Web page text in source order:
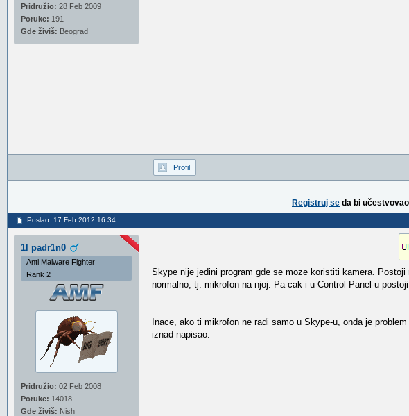
Pridružio: 28 Feb 2009
Poruke: 191
Gde živiš: Beograd
Profil
Registruj se da bi
Poslao: 17 Feb 2012 16:34
1l padr1n0
Anti Malware Fighter
Rank 2
Pridružio: 02 Feb 2008
Poruke: 14018
Gde živiš: Nish
Skype nije jedini program gde se moze koristiti kamera.
normalno, tj. mikrofon na njoj. Pa cak i u Control Panel-u
Inace, ako ti mikrofon ne radi samo u Skype-u, onda je
iznad napisao.